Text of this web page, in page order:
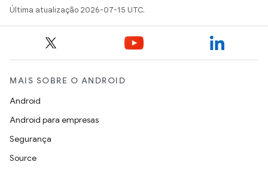
Última atualização 2026-07-15 UTC.
MAIS SOBRE O ANDROID
Android
Android para empresas
Segurança
Source